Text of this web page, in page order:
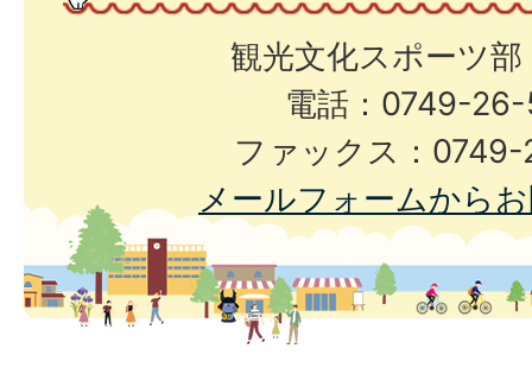
観光文化スポーツ部
電話：0749-
ファックス：
メールフォームから